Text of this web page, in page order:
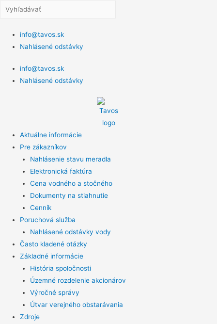
info@tavos.sk
Nahlásené odstávky
info@tavos.sk
Nahlásené odstávky
Aktuálne informácie
Pre zákazníkov
Nahlásenie stavu meradla
Elektronická faktúra
Cena vodného a stočného
Dokumenty na stiahnutie
Cenník
Poruchová služba
Nahlásené odstávky vody
Často kladené otázky
Základné informácie
História spoločnosti
Územné rozdelenie akcionárov
Výročné správy
Útvar verejného obstarávania
Zdroje